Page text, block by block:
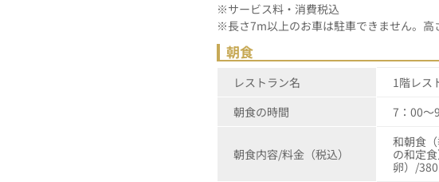
※サービス料・消費税込
※長さ7m以上のお車は駐車できません。高
朝食
レストラン名
1階レス
朝食の時間
7：00～
朝食内容/料金（税込）
和朝食
の和定
卵）/380